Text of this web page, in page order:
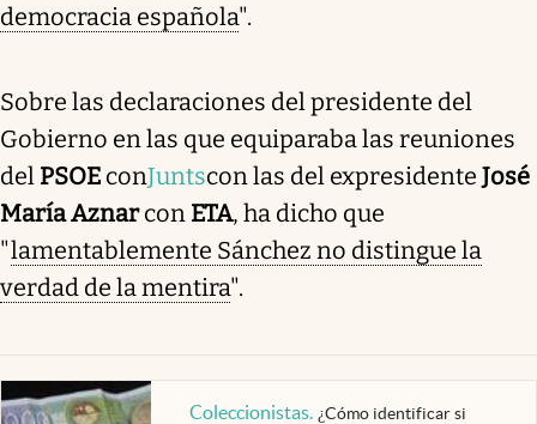
democracia española".
Sobre las declaraciones del presidente del
Gobierno en las que equiparaba las reuniones
del PSOE conJuntscon las del expresidente José
María Aznarcon ETA, ha dicho que
"lamentablemente Sánchez no distingue la
verdad de la mentira".
Coleccionistas. ¿Cómo identificar si